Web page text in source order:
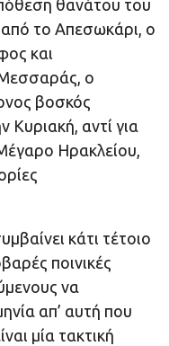
θανάτου του
το Απεσωκάρι, ο
και
Μεσσαράς, ο
βοσκός
Κυριακή, αντί για
Ηρακλείου,
κάτι τέτοιο
ποινικές
να
απ’ αυτή που
μία τακτική